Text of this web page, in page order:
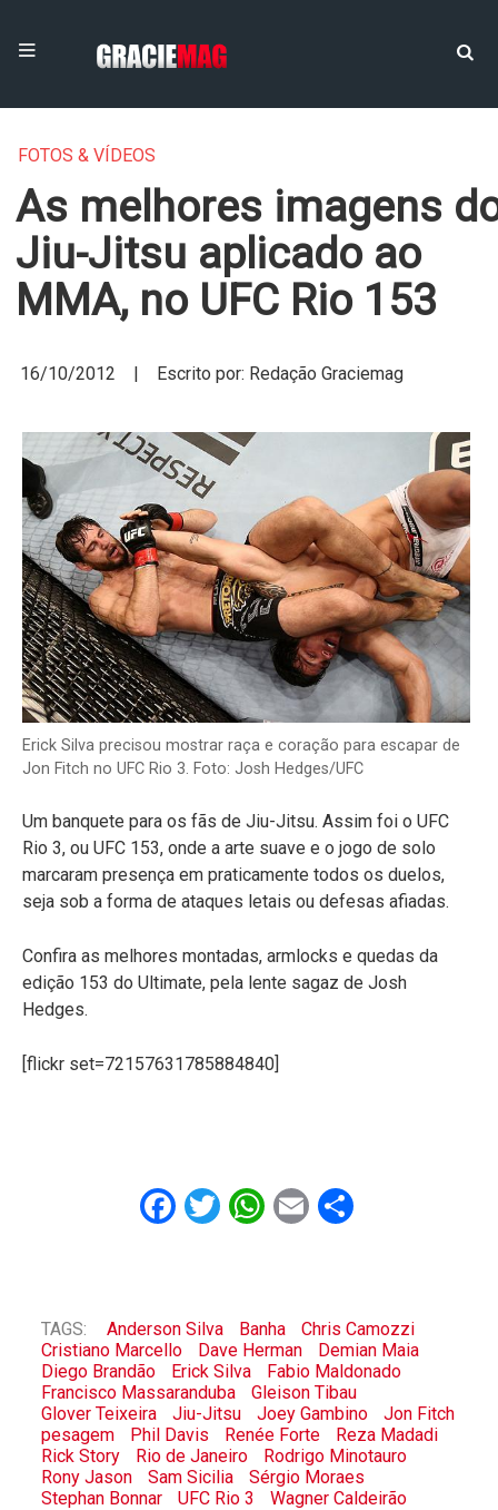
FOTOS & VÍDEOS
As melhores imagens
Jiu-Jitsu aplicado ao
MMA, no UFC Rio 153
16/10/2012 | Escrito por: Redação Graciemag
Erick Silva precisou mostrar raça e coração para escapar de
Jon Fitch no UFC Rio 3. Foto: Josh Hedges/UFC
Um banquete para os fãs de Jiu-Jitsu. Assim foi o UFC
Rio 3, ou UFC 153, onde a arte suave e o jogo de solo
marcaram presença em praticamente todos os duelos,
seja sob a forma de ataques letais ou defesas afiadas.
Confira as melhores montadas, armlocks e quedas da
edição 153 do Ultimate, pela lente sagaz de Josh
Hedges.
[flickr set=72157631785884840]
Facebook
Twitter
WhatsApp
EmailShare
TAGS: Anderson Silva Banha
Chris Camozzi
Cristiano Marcello
Dave Herman
Demian Maia
Diego Brandão
Erick Silva
Fabio Maldonado
Francisco Massaranduba
Gleison Tibau
Glover Teixeira
Jiu-Jitsu Joey Gambino
Jon Fitch
pesagem
Phil Davis Renée Forte
Reza Madadi
Rick Story
Rio de Janeiro
Rodrigo Minotauro
Rony Jason
Sam Sicilia
Sérgio Moraes
Stephan Bonnar
UFC Rio 3 Wagner Caldeirão